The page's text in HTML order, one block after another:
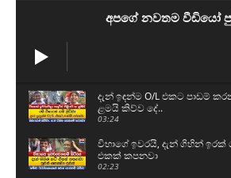
අපගේ නවතම වීඩියෝ
දැන් ඉඳන්ම O/L එකට පාඩම්
ළමයි කිව්ව දේ..
03:24
විභාගේ ඉවරයි, දැන් ගිහින්
එකක් කපනවා
02:23